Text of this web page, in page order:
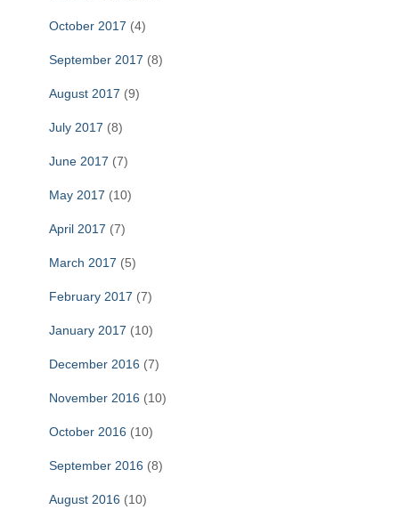
October 2017 (4)
September 2017 (8)
August 2017 (9)
July 2017 (8)
June 2017 (7)
May 2017 (10)
April 2017 (7)
March 2017 (5)
February 2017 (7)
January 2017 (10)
December 2016 (7)
November 2016 (10)
October 2016 (10)
September 2016 (8)
August 2016 (10)